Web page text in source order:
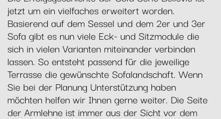
jetzt um ein vielfaches erweitert worden.
Basierend auf dem Sessel und dem 2er und 3er
Sofa gibt es nun viele Eck- und Sitzmodule die
sich in vielen Varianten miteinander verbinden
lassen. So entsteht passend für die jeweilige
Terrasse die gewünschte Sofalandschaft. Wenn
Sie bei der Planung Unterstützung haben
möchten helfen wir Ihnen gerne weiter. Die Seite
der Armlehne ist immer aus der Sicht vor dem